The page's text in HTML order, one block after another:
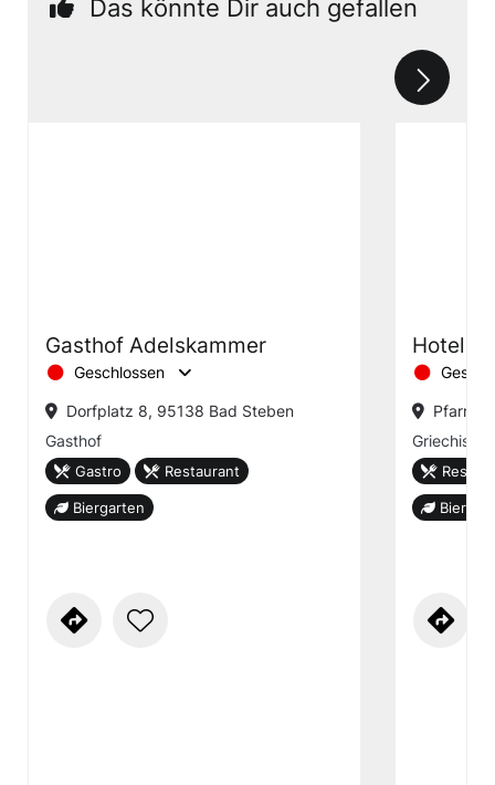
Das könnte Dir auch gefallen
Gasthof Adelskammer
Geschlossen
Dorfplatz 8, 95138 Bad Steben
Gasthof
Gastro Restaurant
Biergarten
Hotel-
Pfarr